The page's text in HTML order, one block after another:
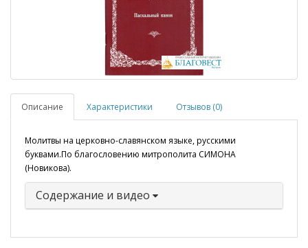
Описание Характеристики Отзывов (0)
Молитвы на церковно-славянском языке, русскими
буквами.По благословению митрополита СИМОНА
(Новикова).
Содержание и видео